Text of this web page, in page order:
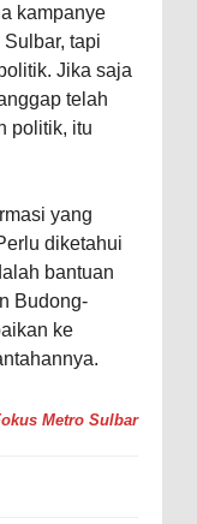
kampanye
tapi
Jika saja
telah
politik, itu
yang
diketahui
bantuan
Budong-
ke
Metro Sulbar